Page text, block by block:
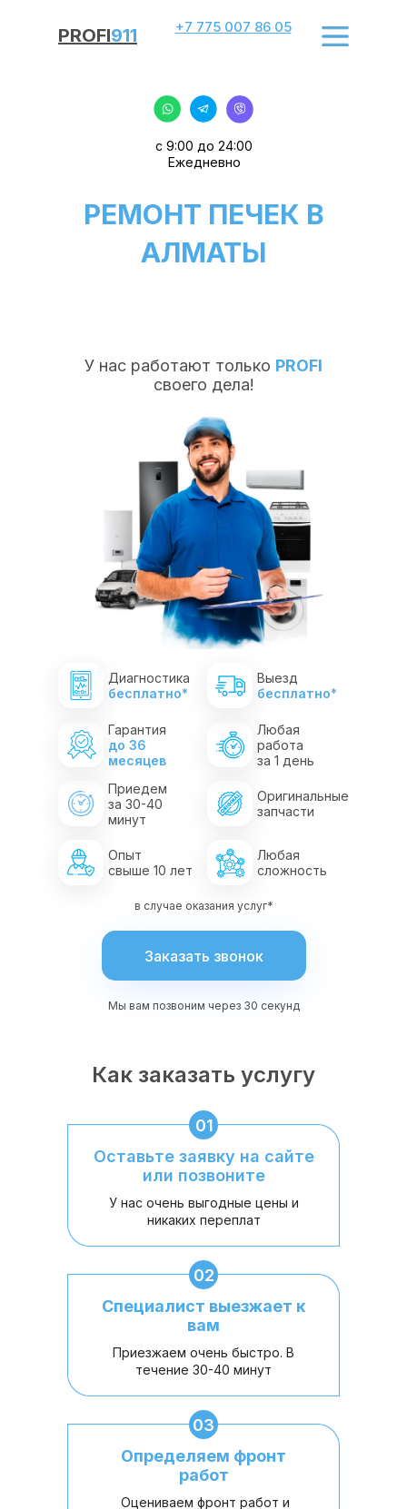
PROFI911 +7 775 007 86 05
РЕМОНТ ПЕЧЕК В
АЛМАТЫ
У нас работают только PROFI
своего дела!
Оригинальные
запчасти
Любая
сложность
Приедем
за 30-40
минут
Опыт
свыше 10 лет
Любая
работа
за 1 день
Гарантия
до 36
месяцев
Выезд
бесплатно*
Диагностика
бесплатно*
Мы вам позвоним через 30 секунд
в случае оказания услуг*
с 9:00 до 24:00
Ежедневно
Заказать звонок
Как заказать услугу
Оставьте заявку на сайте
или позвоните
01
У нас очень выгодные цены и
никаких переплат
Специалист выезжает к
вам
02
Приезжаем очень быстро. В
течение 30-40 минут
Определяем фронт
работ
03
Оцениваем фронт работ и